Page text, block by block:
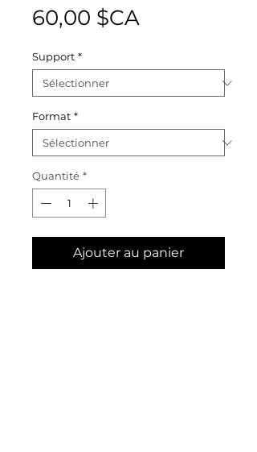
60,00 $CA
Support *
Format *
Quantité *
Ajouter au panier